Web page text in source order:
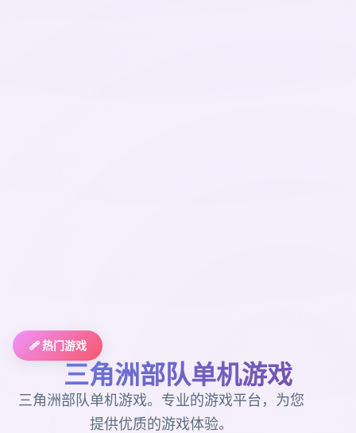
🩹 热门游戏
三角洲部队单机游戏
三角洲部队单机游戏。专业的游戏平台，为您
提供优质的游戏体验。